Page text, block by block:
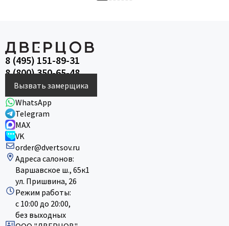
8 (495) 151-89-31
8 (800) 350-65-48
Вызвать замерщика
WhatsApp
Telegram
MAX
VK
order@dvertsov.ru
Адреса салонов:
Варшавское ш., 65к1
ул. Пришвина, 26
Режим работы:
с 10:00 до 20:00,
без выходных